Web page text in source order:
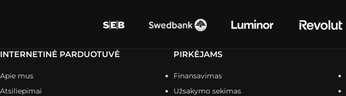
INTERNETINĖ PARDUOTUVĖ
Apie mus
Atsiliepimai
PIRKĖJAMS
Finansavimas
Užsakymo sekimas